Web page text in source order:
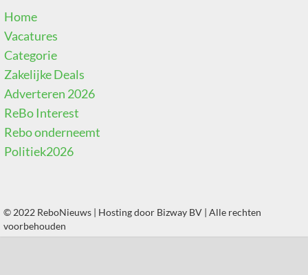
Home
Vacatures
Categorie
Zakelijke Deals
Adverteren 2026
ReBo Interest
Rebo onderneemt
Politiek2026
© 2022 ReboNieuws | Hosting door Bizway BV | Alle rechten
voorbehouden